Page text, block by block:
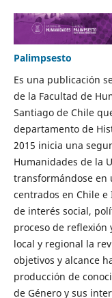
Palimpsesto
Es una publicación
de la Facultad de
Santiago de Chile
departamento de
2015 inicia una
Humanidades de la
transformándose en
centrados en Chile
de interés social,
proceso de reflexión
local y regional la
objetivos y alcance
producción de
de Género y sus